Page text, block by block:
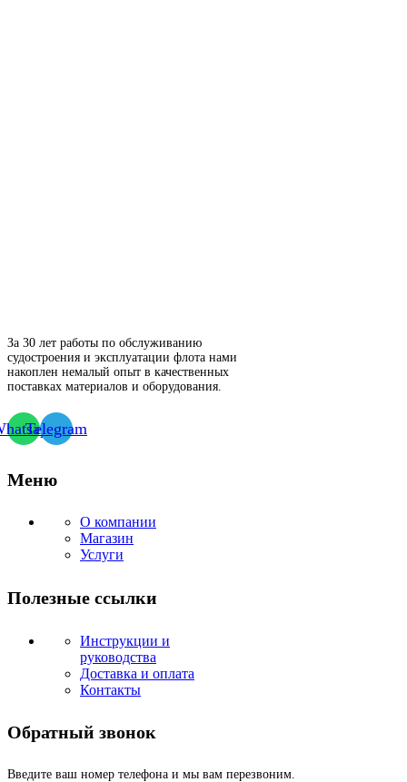
За 30 лет работы по обслуживанию
судостроения и эксплуатации флота нами
накоплен немалый опыт в качественных
поставках материалов и оборудования.
Telegram
Меню
О компании
Магазин
Услуги
Полезные ссылки
Инструкции и
руководства
Доставка и оплата
Контакты
Обратный звонок
Введите ваш номер телефона и мы вам перезвоним.